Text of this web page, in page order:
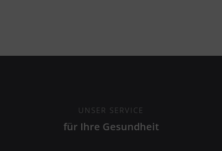
UNSER SERVICE
für Ihre Gesundheit